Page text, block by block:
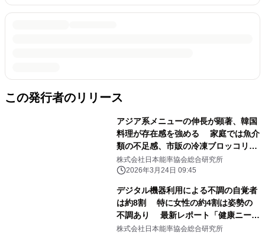
この発行者のリリース
アジア系メニューの伸長が顕著、韓国
料理が存在感を強める 家庭では魚介
類の不足感、市販の冷凍ブロッコリー
利用拡大 最新レポート「家庭の食卓
トレンド調査2025」を発表
株式会社日本能率協会総合研究所
2026年3月24日 09:45
デジタル機器利用による不調の自覚者
は約8割 特に女性の約4割は姿勢の
不調あり 最新レポート「健康ニーズ
基本調査2025《番外編》」を発表
株式会社日本能率協会総合研究所